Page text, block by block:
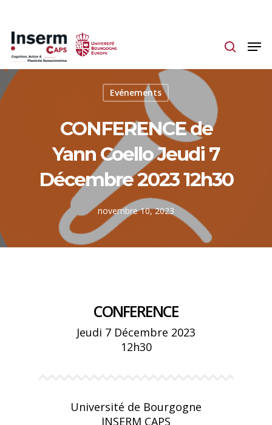
main
content
Evénements
CONFERENCE de
Yann Coello Jeudi 7
Décembre 2023 12h30
novembre 10, 2023
CONFERENCE
Jeudi 7 Décembre 2023
12h30
Université de Bourgogne
INSERM CAPS